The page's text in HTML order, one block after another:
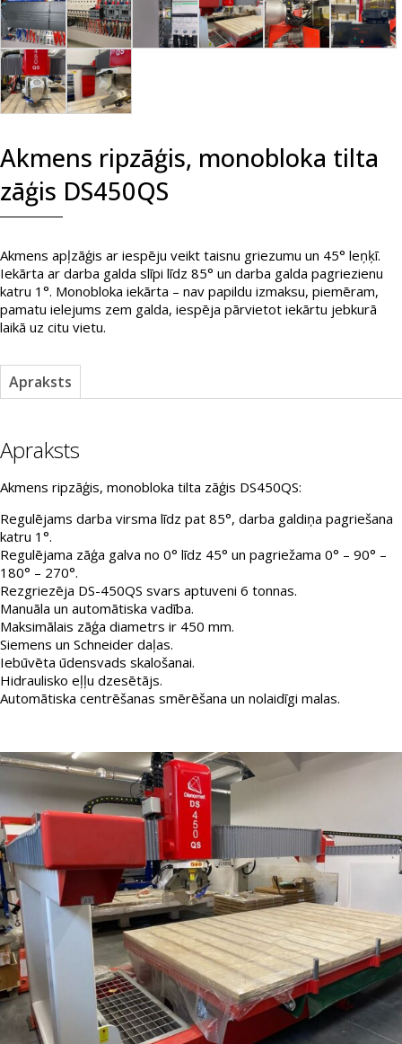
Akmens ripzāģis, monobloka tilta
zāģis DS450QS
Akmens apļzāģis ar iespēju veikt taisnu griezumu un 45° leņķī.
Iekārta ar darba galda slīpi līdz 85° un darba galda pagriezienu
katru 1°. Monobloka iekārta – nav papildu izmaksu, piemēram,
pamatu ielejums zem galda, iespēja pārvietot iekārtu jebkurā
laikā uz citu vietu.
Apraksts
Apraksts
Akmens ripzāģis, monobloka tilta zāģis DS450QS:
Regulējams darba virsma līdz pat 85°, darba galdiņa pagriešana
katru 1°.
Regulējama zāģa galva no 0° līdz 45° un pagriežama 0° – 90° –
180° – 270°.
Rezgriezēja DS-450QS svars aptuveni 6 tonnas.
Manuāla un automātiska vadība.
Maksimālais zāģa diametrs ir 450 mm.
Siemens un Schneider daļas.
Iebūvēta ūdensvads skalošanai.
Hidraulisko eļļu dzesētājs.
Automātiska centrēšanas smērēšana un nolaidīgi malas.